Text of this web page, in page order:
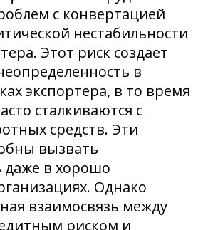
с конвертацией
нестабильности
Этот риск создает
в
экспортера, в то время
сталкиваются с
средств. Эти
вызвать
даже в хорошо
Однако
взаимосвязь между
риском и